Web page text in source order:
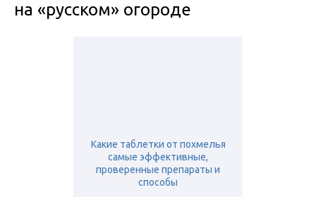
на «русском» огороде
Какие таблетки от похмелья
самые эффективные,
проверенные препараты и
способы